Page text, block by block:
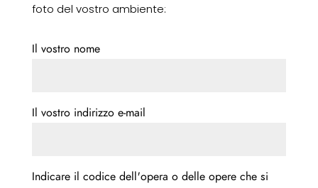
foto del vostro ambiente:
Il vostro nome
Il vostro indirizzo e-mail
Indicare il codice dell'opera o delle opere che si